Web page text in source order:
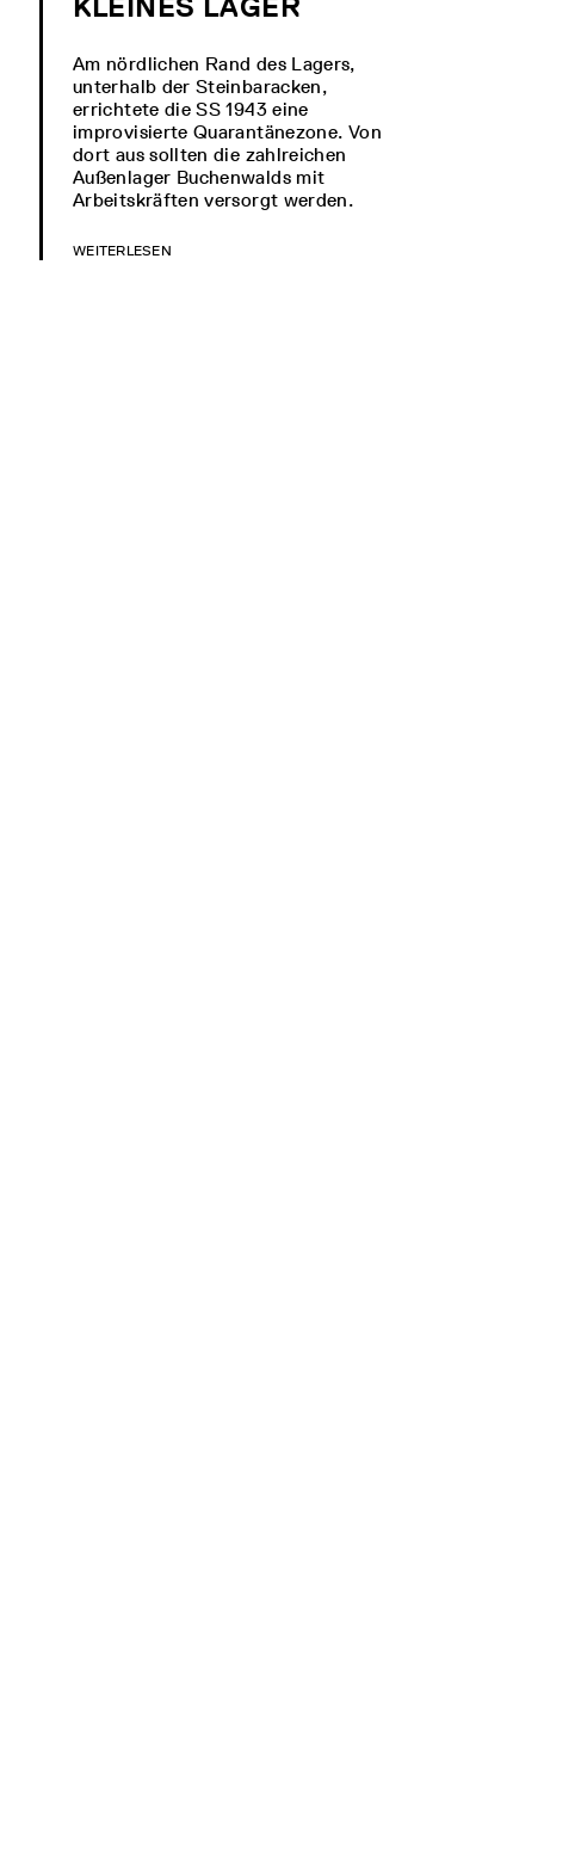
Am nördlichen Rand des Lagers,
unterhalb der Steinbaracken,
errichtete die SS 1943 eine
improvisierte Quarantänezone. Von
dort aus sollten die zahlreichen
Außenlager Buchenwalds mit
Arbeitskräften versorgt werden.
WEITERLESEN